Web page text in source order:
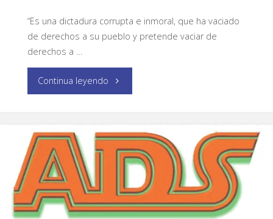
“Es una dictadura corrupta e inmoral, que ha vaciado
de derechos a su pueblo y pretende vaciar de
derechos a …
Continua leyendo